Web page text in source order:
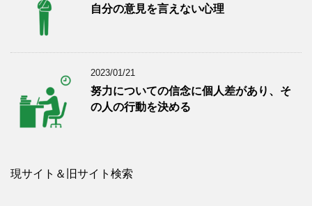
自分の意見を言えない心理
2023/01/21
努力についての信念に個人差があり、そ
の人の行動を決める
現サイト＆旧サイト検索